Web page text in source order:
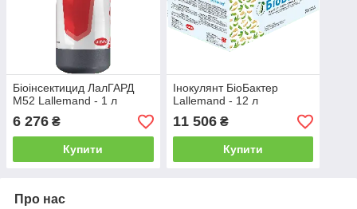
Біоінсектицид ЛалГАРД
М52 Lallemand - 1 л
6 276 ₴
Купити
Інокулянт БіоБактер
Lallemand - 12 л
11 506₴
Купити
Про нас